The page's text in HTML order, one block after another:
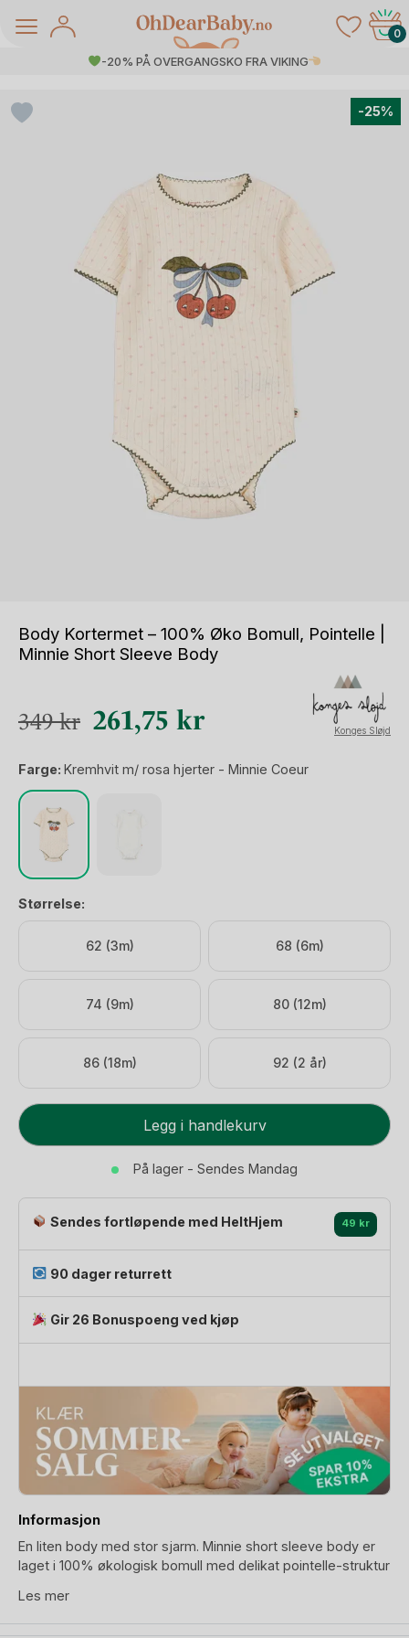
0
-20% PÅ OVERGANGSKO FRA VIKING
-25%
Body Kortermet – 100% Øko Bomull, Pointelle |
Minnie Short Sleeve Body
349kr Opprinnelig
var:
349 kr.
261,75 krNåværende
er:
Konges Sløjd
Farge: Kremhvit m/ rosa hjerter - Minnie Coeur
Størrelse:
62 (3m) 68 (6m)
74 (9m) 80 (12m)
86 (18m) 92 (2 år)
Body
Kortermet
Øko
Bomull,
Pointelle
Short
Legg i handlekurv
På lager - Sendes Mandag
Sendes fortløpende med HeltHjem 49 kr
90 dager returrett
Gir 26 Bonuspoeng ved kjøp
Informasjon
En liten body med stor sjarm. Minnie short sleeve body er
laget i 100% økologisk bomull med delikat pointelle-struktur
muselkantene gir et nostalgisk og gjennomført uttrykk,
mens det søte kirsebærmotivet foran tilfører akkurat passe
Les mer